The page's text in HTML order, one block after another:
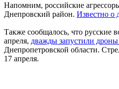
Напомним, российские
Днепровский район. Известно о
Также сообщалось, что русские
апреля, дважды запустили
Днепропетровской области.
17 апреля.